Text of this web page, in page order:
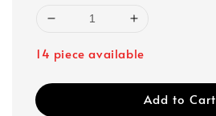
14 piece available
Add to Cart